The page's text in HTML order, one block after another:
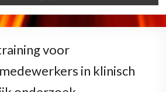
voor
in klinisch